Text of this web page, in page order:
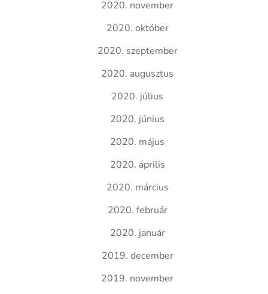
2020. november
2020. október
2020. szeptember
2020. augusztus
2020. július
2020. június
2020. május
2020. április
2020. március
2020. február
2020. január
2019. december
2019. november